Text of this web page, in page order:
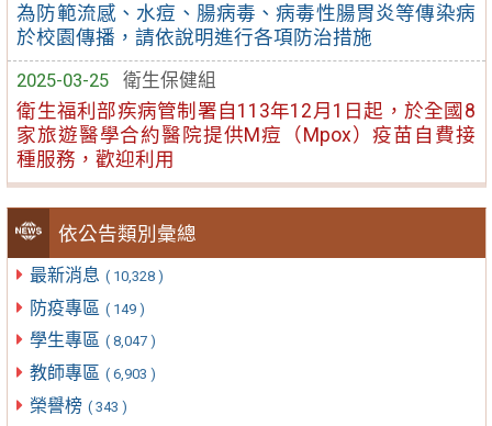
為防範流感、水痘、腸病毒、病毒性腸胃炎等傳染病
於校園傳播，請依說明進行各項防治措施
2025-03-25
衛生保健組
衛生福利部疾病管制署自113年12月1日起，於全國8
家旅遊醫學合約醫院提供M痘（Mpox）疫苗自費接
種服務，歡迎利用
依公告類別彙總
最新消息 ( 10,328 )
防疫專區 ( 149 )
學生專區 ( 8,047 )
教師專區 ( 6,903 )
榮譽榜 ( 343 )